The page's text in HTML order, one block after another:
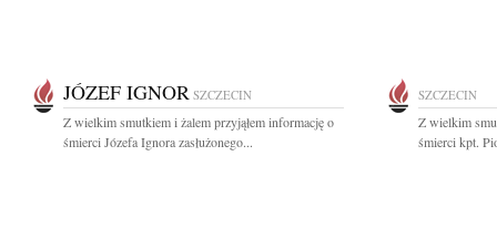
JÓZEF IGNOR SZCZECIN
Z wielkim smutkiem i żalem przyjąłem informację o
śmierci Józefa Ignora zasłużonego...
SZCZECIN
Z wielkim
śmierci kpt.